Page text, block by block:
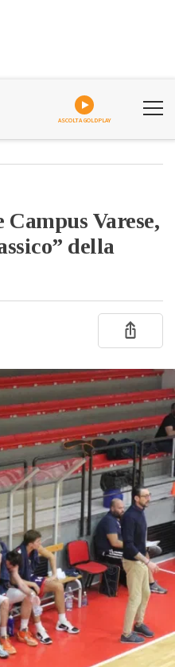
ASCOLTA GOLDPLAY
Varese,
della